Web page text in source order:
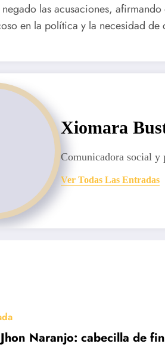
las acusaciones,
en la política y la necesidad de
Xiomara
Comunicadora social
Ver Todas Las Entradas
Naranjo: cabecilla de